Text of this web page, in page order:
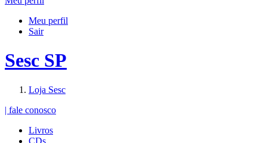
Meu perfil
Sair
Sesc SP
Loja Sesc
| fale conosco
Livros
CDs